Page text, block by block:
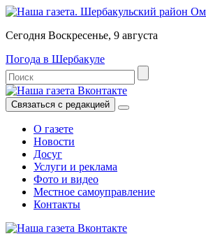
Сегодня Воскресенье, 9 августа
Погода в Шербакуле
Связаться с редакцией
О газете
Новости
Досуг
Услуги и реклама
Фото и видео
Местное самоуправление
Контакты